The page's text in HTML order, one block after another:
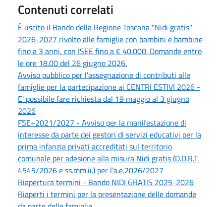
Contenuti correlati
È uscito il Bando della Regione Toscana "Nidi gratis"
2026-2027 rivolto alle famiglie con bambini e bambine
fino a 3 anni, con ISEE fino a € 40.000. Domande entro
le ore 18.00 del 26 giugno 2026.
Avviso pubblico per l'assegnazione di contributi alle
famiglie per la partecipazione ai CENTRI ESTIVI 2026 -
E' possibile fare richiesta dal 19 maggio al 3 giugno
2026
FSE+2021/2027 - Avviso per la manifestazione di
interesse da parte dei gestori di servizi educativi per la
prima infanzia privati accreditati sul territorio
comunale per adesione alla misura Nidi gratis (D.D.R.T.
4545/2026 e ss.mm.ii.) per l’a.e.2026/2027
Riapertura termini - Bando NIDI GRATIS 2025-2026
Riaperti i termini per la presentazione delle domande